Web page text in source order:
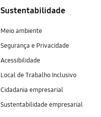
Sustentabilidade
Meio ambiente
Segurança e Privacidade
Acessibilidade
Local de Trabalho Inclusivo
Cidadania empresarial
Sustentabilidade empresarial